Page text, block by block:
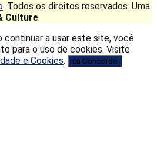
. Todos os direitos reservados. Uma
Culture.
continuar a usar este site, você
para o uso de cookies. Visite
e Cookies. Eu Concordo